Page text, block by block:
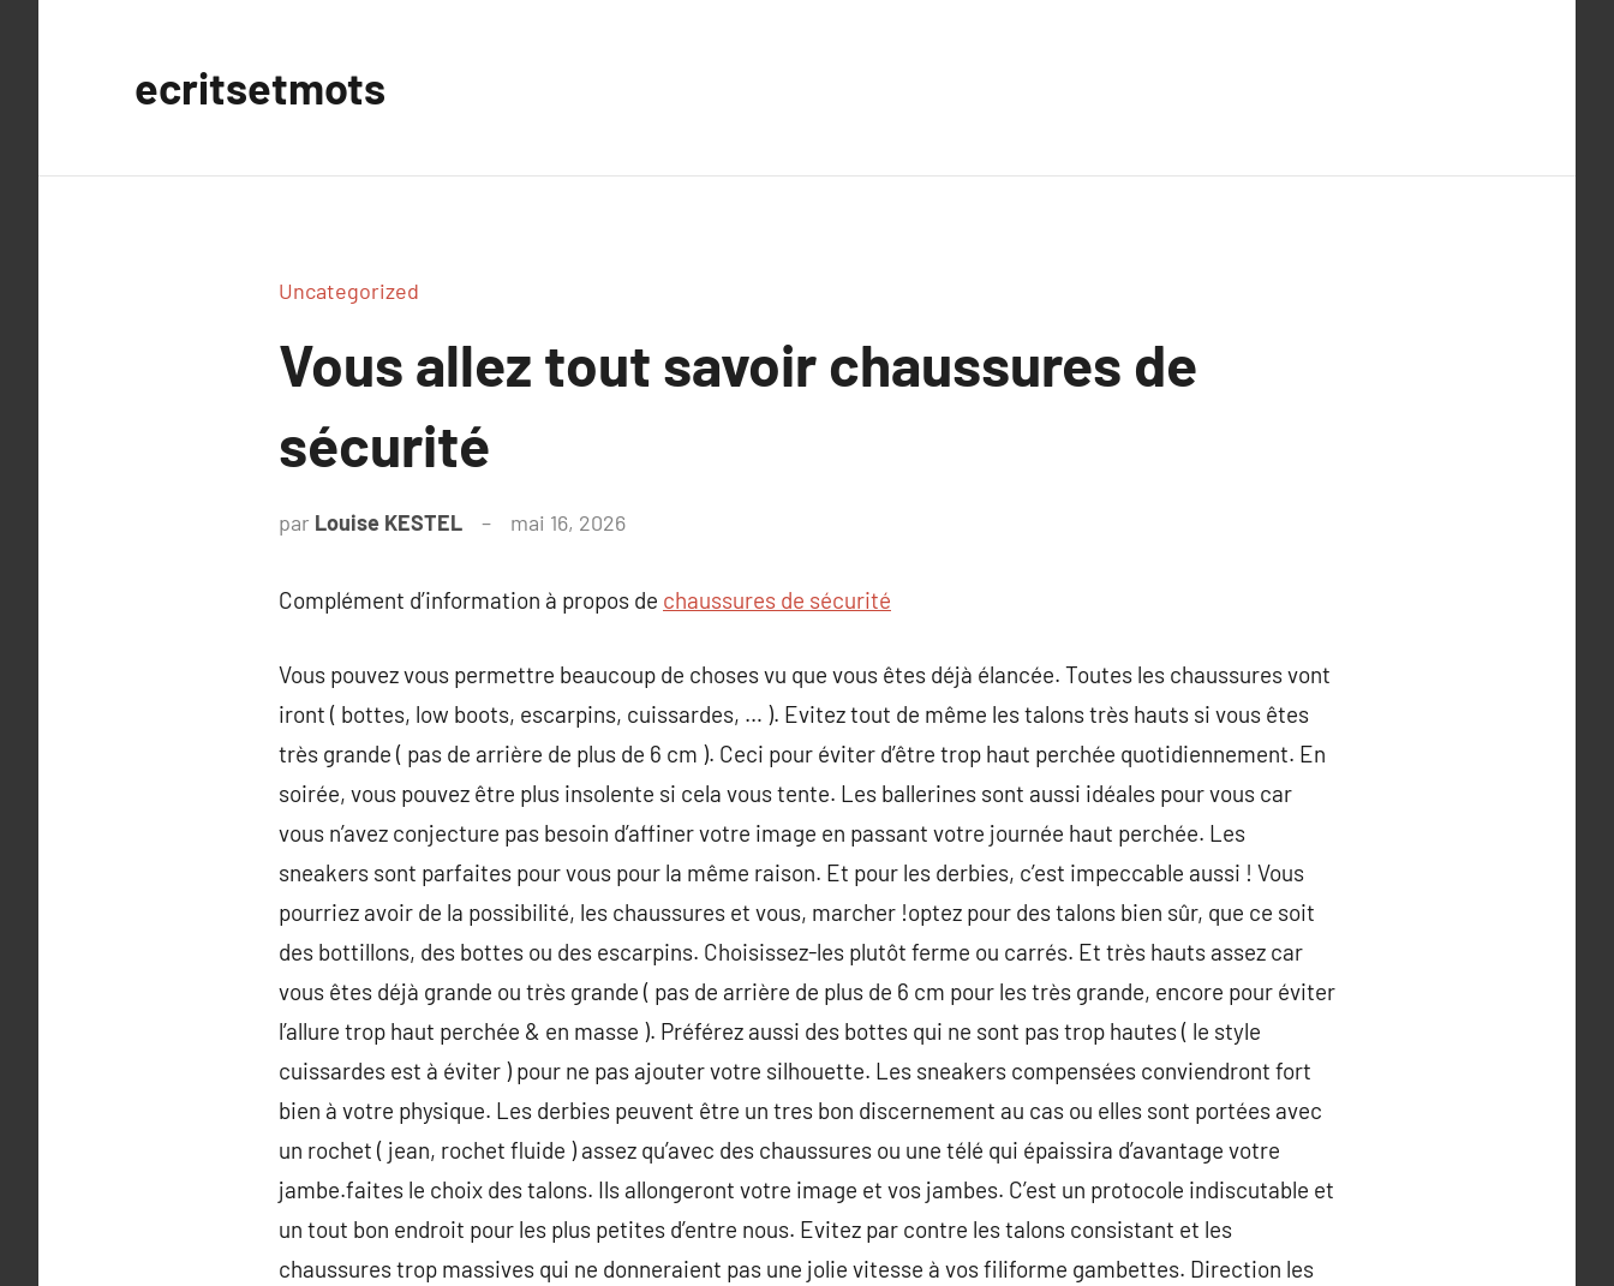
ecritsetmots
Uncategorized
Vous allez tout savoir chaussures de
sécurité
par Louise KESTEL mai 16, 2026
Complément d’information à propos de chaussures de sécurité
Vous pouvez vous permettre beaucoup de choses vu que vous êtes déjà élancée. Toutes les chaussures vont
iront ( bottes, low boots, escarpins, cuissardes, … ). Evitez tout de même les talons très hauts si vous êtes
très grande ( pas de arrière de plus de 6 cm ). Ceci pour éviter d’être trop haut perchée quotidiennement. En
soirée, vous pouvez être plus insolente si cela vous tente. Les ballerines sont aussi idéales pour vous car
vous n’avez conjecture pas besoin d’affiner votre image en passant votre journée haut perchée. Les
sneakers sont parfaites pour vous pour la même raison. Et pour les derbies, c’est impeccable aussi ! Vous
pourriez avoir de la possibilité, les chaussures et vous, marcher !optez pour des talons bien sûr, que ce soit
des bottillons, des bottes ou des escarpins. Choisissez-les plutôt ferme ou carrés. Et très hauts assez car
vous êtes déjà grande ou très grande ( pas de arrière de plus de 6 cm pour les très grande, encore pour éviter
l’allure trop haut perchée & en masse ). Préférez aussi des bottes qui ne sont pas trop hautes ( le style
cuissardes est à éviter ) pour ne pas ajouter votre silhouette. Les sneakers compensées conviendront fort
bien à votre physique. Les derbies peuvent être un tres bon discernement au cas ou elles sont portées avec
un rochet ( jean, rochet fluide ) assez qu’avec des chaussures ou une télé qui épaissira d’avantage votre
jambe.faites le choix des talons. Ils allongeront votre image et vos jambes. C’est un protocole indiscutable et
un tout bon endroit pour les plus petites d’entre nous. Evitez par contre les talons consistant et les
chaussures trop massives qui ne donneraient pas une jolie vitesse à vos filiforme gambettes. Direction les